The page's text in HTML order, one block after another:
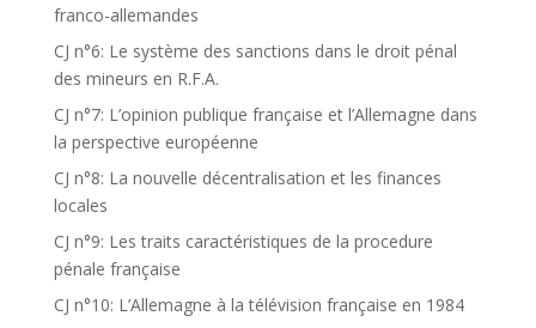
franco-allemandes
CJ n°6: Le système des sanctions dans le droit pénal
des mineurs en R.F.A.
CJ n°7: L’opinion publique française et l’Allemagne dans
la perspective européenne
CJ n°8: La nouvelle décentralisation et les finances
locales
CJ n°9: Les traits caractéristiques de la procedure
pénale française
CJ n°10: L’Allemagne à la télévision française en 1984